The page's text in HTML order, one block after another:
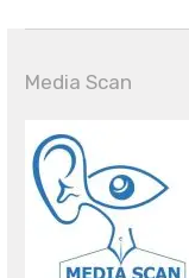
Media Scan